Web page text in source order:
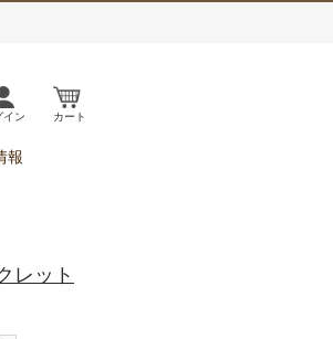
イン カート
報
レット